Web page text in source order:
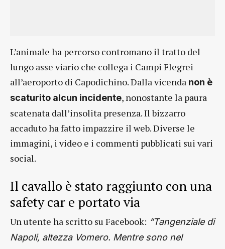
L’animale ha percorso contromano il tratto del
lungo asse viario che collega i Campi Flegrei
all’aeroporto di Capodichino. Dalla vicenda non è
scaturito alcun incidente, nonostante la paura
scatenata dall’insolita presenza. Il bizzarro
accaduto ha fatto impazzire il web. Diverse le
immagini, i video e i commenti pubblicati sui vari
social.
Il cavallo è stato raggiunto con una
safety car e portato via
Un utente ha scritto su Facebook: “Tangenziale di
Napoli, altezza Vomero. Mentre sono nel